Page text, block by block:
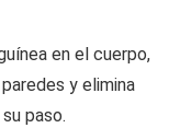
en el cuerpo,
y elimina
paso.